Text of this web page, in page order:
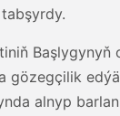
Başlygynyň
gözegçilik
alnyp